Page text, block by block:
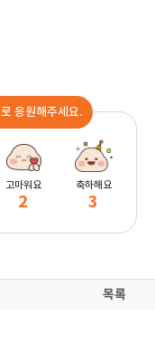
응원해주세요.
고마워요
2
축하해요
3
목록